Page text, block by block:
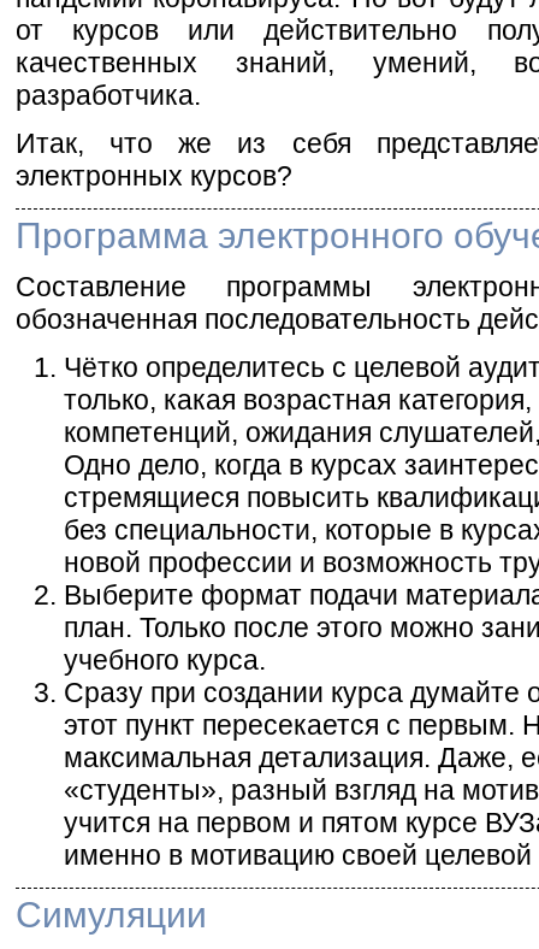
от курсов или действительно
качественных знаний, умений,
разработчика.
Итак, что же из себя
электронных курсов?
Программа электронного
Составление программы
обозначенная последовательность
Чётко определитесь с целевой
только, какая возрастная
компетенций, ожидания
Одно дело, когда в курсах
стремящиеся повысить
без специальности, которые в
новой профессии и возможность
Выберите формат подачи
план. Только после этого можно
учебного курса.
Сразу при создании курса думайте
этот пункт пересекается с первым.
максимальная детализация. Даже,
«студенты», разный взгляд на
учится на первом и пятом курсе
именно в мотивацию своей целевой
Симуляции